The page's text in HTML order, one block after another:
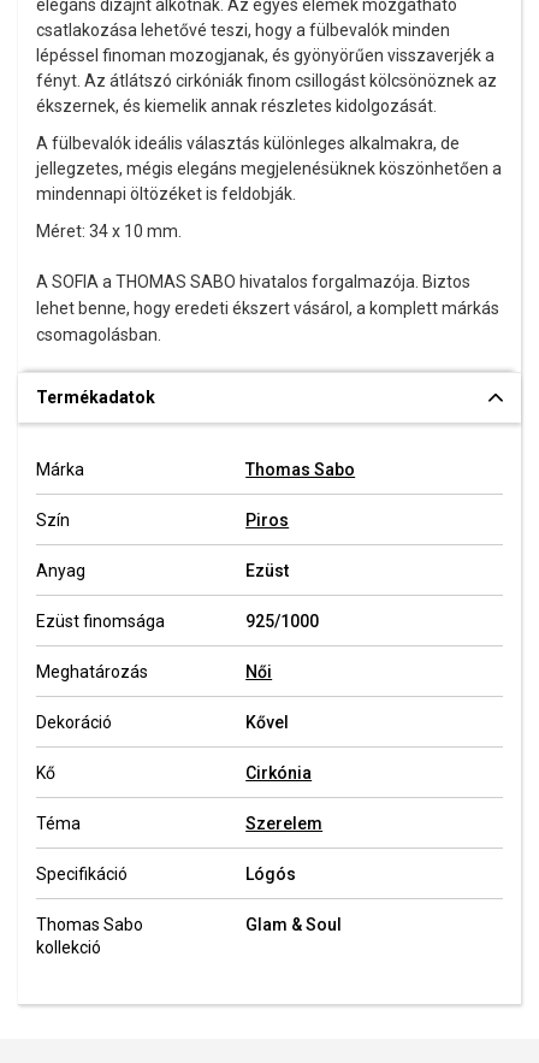
elegáns dizájnt alkotnak. Az egyes elemek mozgatható
csatlakozása lehetővé teszi, hogy a fülbevalók minden
lépéssel finoman mozogjanak, és gyönyörűen visszaverjék a
fényt. Az átlátszó cirkóniák finom csillogást kölcsönöznek az
ékszernek, és kiemelik annak részletes kidolgozását.
A fülbevalók ideális választás különleges alkalmakra, de
jellegzetes, mégis elegáns megjelenésüknek köszönhetően a
mindennapi öltözéket is feldobják.
Méret: 34 x 10 mm.
A SOFIA a THOMAS SABO hivatalos forgalmazója. Biztos
lehet benne, hogy eredeti ékszert vásárol, a komplett márkás
csomagolásban.
Termékadatok
Márka Thomas Sabo
Szín Piros
Anyag Ezüst
Ezüst finomsága 925/1000
Meghatározás Női
Dekoráció Kővel
Kő Cirkónia
Téma Szerelem
Specifikáció Lógós
Thomas Sabo
kollekció
Glam & Soul